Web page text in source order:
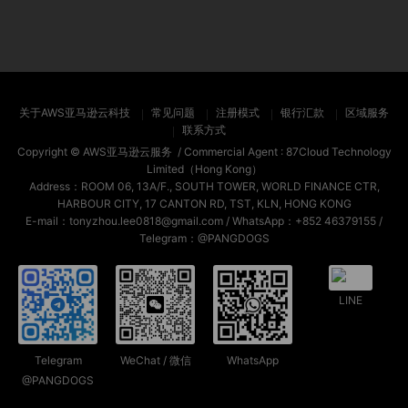
关于AWS亚马逊云科技 常见问题 注册模式 银行汇款
区域服务
联系方式
Copyright © AWS亚马逊云服务 / Commercial Agent : 87Cloud Technology
Limited（Hong Kong）
Address：ROOM 06, 13A/F., SOUTH TOWER, WORLD FINANCE CTR,
HARBOUR CITY, 17 CANTON RD, TST, KLN, HONG KONG
E-mail：tonyzhou.lee0818@gmail.com / WhatsApp：+852 46379155 /
Telegram：@PANGDOGS
Telegram
@PANGDOGS
WeChat / 微信 WhatsApp
LINE